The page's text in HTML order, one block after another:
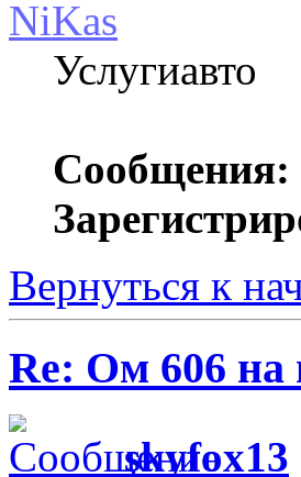
NiKas
Услугиавто
Сообщения:
Вернуться к
Re: Ом 606 на
skyfox13